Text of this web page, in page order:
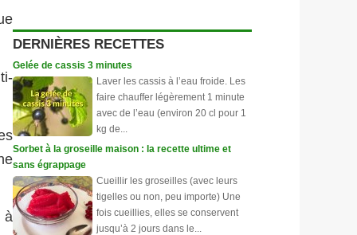
à
DERNIÈRES RECETTES
Gelée de cassis 3 minutes
Laver les cassis à l’eau froide. Les
faire chauffer légèrement 1 minute
avec de l’eau (environ 20 cl pour 1
kg de...
Sorbet à la groseille maison : la recette ultime et
sans égrappage
Cueillir les groseilles (avec leurs
tigelles ou non, peu importe) Une
fois cueillies, elles se conservent
jusqu’à 2 jours dans le...